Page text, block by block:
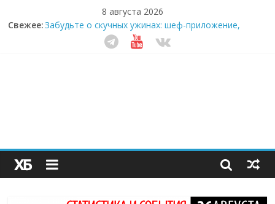
8 августа 2026
Свежее:Забудьте о скучных ужинах: шеф-приложение,
которое видит вашу еду насквозь
Небо зовёт: как бизнес на полётах дронов и
Секрет супергидратации: почему кокосовая вода с
пребиотиками становится главным трендом
здорового питания